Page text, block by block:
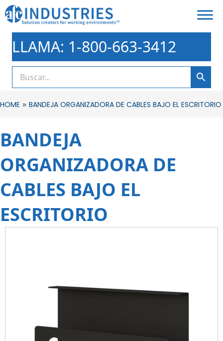
LLAMA: 1-800-663-3412
HOME » BANDEJA ORGANIZADORA DE CABLES BAJO EL ESCRITORIO
BANDEJA
ORGANIZADORA DE
CABLES BAJO EL
ESCRITORIO